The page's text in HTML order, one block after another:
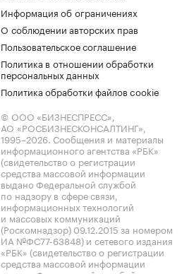
Информация об ограничениях
О соблюдении авторских прав
Пользовательское соглашение
Политика в отношении обработки
персональных данных
Политика обработки файлов cookie
© ООО «БИЗНЕСПРЕСС»,
АО «РОСБИЗНЕСКОНСАЛТИНГ»,
1995–2026. Сообщения и материалы
информационного агентства «РБК»
(свидетельство о регистрации
средства массовой информации
выдано Федеральной службой
по надзору в сфере связи,
информационных технологий
и массовых коммуникаций
(Роскомнадзор) 09.12.2015 за номером
ИА №ФС77-63848) и сетевого издания
«РБК» (свидетельство о регистрации
средства массовой информации